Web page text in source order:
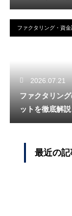
ファクタリング・資金
2026.07.21
ファクタリン
ットを徹底解説
最近の記